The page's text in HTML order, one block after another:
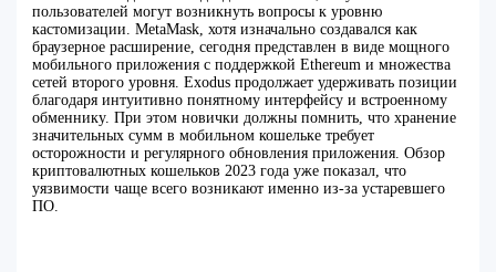
пользователей могут возникнуть вопросы к уровню
кастомизации. MetaMask, хотя изначально создавался как
браузерное расширение, сегодня представлен в виде мощного
мобильного приложения с поддержкой Ethereum и множества
сетей второго уровня. Exodus продолжает удерживать позиции
благодаря интуитивно понятному интерфейсу и встроенному
обменнику. При этом новички должны помнить, что хранение
значительных сумм в мобильном кошельке требует
осторожности и регулярного обновления приложения. Обзор
криптовалютных кошельков 2023 года уже показал, что
уязвимости чаще всего возникают именно из-за устаревшего
ПО.